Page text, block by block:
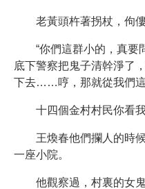
老黃頭杵著拐杖，佝
“你們這群小的，真要
底下警察把鬼子清幹淨了
下去……哼，那就從我們這
十四個金村村民你看
王煥春他們攔人的時
一座小院。
他觀察過，村裏的女